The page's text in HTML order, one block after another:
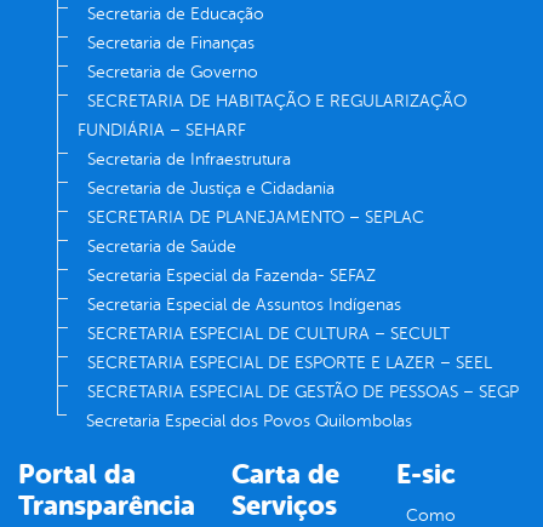
Secretaria de Educação
Secretaria de Finanças
Secretaria de Governo
SECRETARIA DE HABITAÇÃO E REGULARIZAÇÃO
FUNDIÁRIA – SEHARF
Secretaria de Infraestrutura
Secretaria de Justiça e Cidadania
SECRETARIA DE PLANEJAMENTO – SEPLAC
Secretaria de Saúde
Secretaria Especial da Fazenda- SEFAZ
Secretaria Especial de Assuntos Indígenas
SECRETARIA ESPECIAL DE CULTURA – SECULT
SECRETARIA ESPECIAL DE ESPORTE E LAZER – SEEL
SECRETARIA ESPECIAL DE GESTÃO DE PESSOAS – SEGP
Secretaria Especial dos Povos Quilombolas
Portal da
Transparência
Carta de
Serviços
E-sic
Como